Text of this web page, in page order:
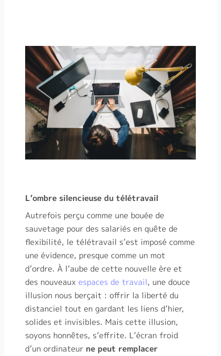
L’ombre silencieuse du télétravail
Autrefois perçu comme une bouée de
sauvetage pour des salariés en quête de
flexibilité, le télétravail s’est imposé comme
une évidence, presque comme un mot
d’ordre. À l’aube de cette nouvelle ère et
des nouveauxespaces de travail, une douce
illusion nous berçait : offrir la liberté du
distanciel tout en gardant les liens d’hier,
solides et invisibles. Mais cette illusion,
soyons honnêtes, s’effrite. L’écran froid
d’un ordinateur ne peut remplacer